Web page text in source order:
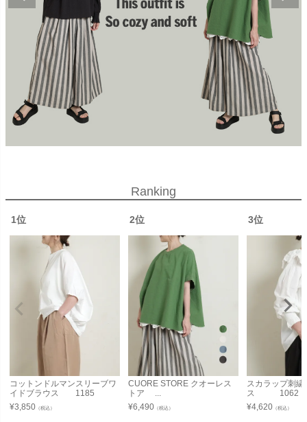
Ranking
1位
コットンドルマンスリーブワ
イドブラウス 1185
¥3,850 （税込）
2位
CUORE STORE クオーレス
トア ...
¥6,490 （税込）
3位
スカラップ刺
ス 1062
¥4,620 （税込）